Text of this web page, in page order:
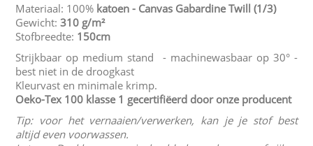
Materiaal: 100% katoen - Canvas Gabardine Twill (1/3)
Gewicht:310 g/m²
Stofbreedte: 150cm
Strijkbaar op medium stand - machinewasbaar op 30° -
best niet in de droogkast
Kleurvast en minimale krimp.
Oeko-Tex 100 klasse 1 gecertifiëerd door onze producent
Tip: voor het vernaaien/verwerken, kan je je stof best
altijd even voorwassen.